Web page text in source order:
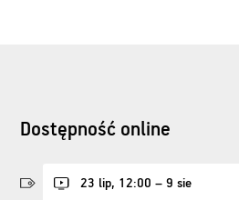
Dostępność online
23 lip, 12:00 – 9 sie